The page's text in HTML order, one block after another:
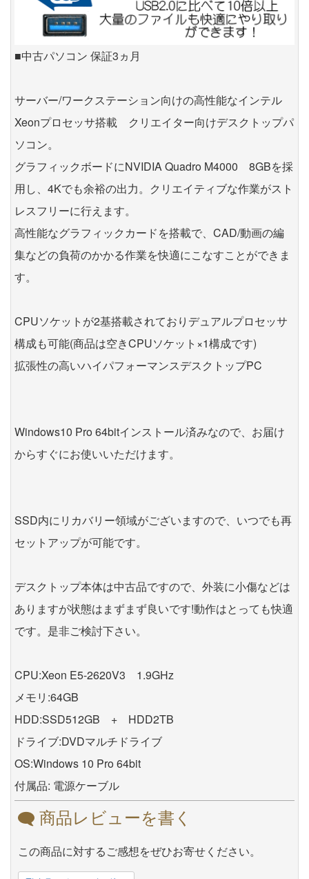
■中古パソコン 保証3ヵ月
サーバー/ワークステーション向けの高性能なインテル
Xeonプロセッサ搭載 クリエイター向けデスクトップパ
ソコン。
グラフィックボードにNVIDIA Quadro M4000 8GBを採
用し、4Kでも余裕の出力。クリエイティブな作業がスト
レスフリーに行えます。
高性能なグラフィックカードを搭載で、CAD/動画の編
集などの負荷のかかる作業を快適にこなすことができま
す。
CPUソケットが2基搭載されておりデュアルプロセッサ
構成も可能(商品は空きCPUソケット×1構成です)
拡張性の高いハイパフォーマンスデスクトップPC
Windows10 Pro 64bitインストール済みなので、お届け
からすぐにお使いいただけます。
SSD内にリカバリー領域がございますので、いつでも再
セットアップが可能です。
デスクトップ本体は中古品ですので、外装に小傷などは
ありますが状態はまずまず良いです!動作はとっても快適
です。是非ご検討下さい。
CPU:Xeon E5-2620V3 1.9GHz
メモリ:64GB
HDD:SSD512GB + HDD2TB
ドライブ:DVDマルチドライブ
OS:Windows 10 Pro 64bit
付属品: 電源ケーブル
商品レビューを書く
この商品に対するご感想をぜひお寄せください。